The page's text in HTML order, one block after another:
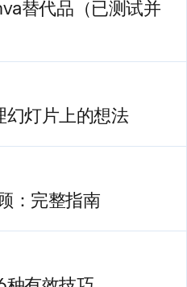
替代品（已测试并
灯片上的想法
：完整指南